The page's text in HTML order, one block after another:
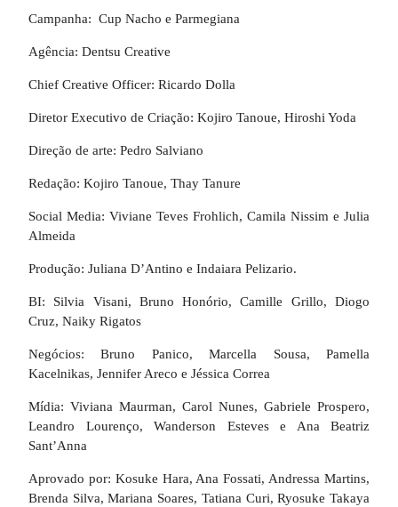
Campanha: Cup Nacho e Parmegiana
Agência: Dentsu Creative
Chief Creative Officer: Ricardo Dolla
Diretor Executivo de Criação: Kojiro Tanoue, Hiroshi Yoda
Direção de arte: Pedro Salviano
Redação: Kojiro Tanoue, Thay Tanure
Social Media: Viviane Teves Frohlich, Camila Nissim e Julia
Almeida
Produção: Juliana D’Antino e Indaiara Pelizario.
BI: Silvia Visani, Bruno Honório, Camille Grillo, Diogo
Cruz, Naiky Rigatos
Negócios: Bruno Panico, Marcella Sousa, Pamella
Kacelnikas, Jennifer Areco e Jéssica Correa
Mídia: Viviana Maurman, Carol Nunes, Gabriele Prospero,
Leandro Lourenço, Wanderson Esteves e Ana Beatriz
Sant’Anna
Aprovado por: Kosuke Hara, Ana Fossati, Andressa Martins,
Brenda Silva, Mariana Soares, Tatiana Curi, Ryosuke Takaya